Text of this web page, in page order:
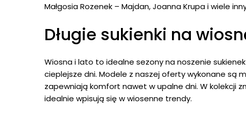
Małgosia Rozenek – Majdan, Joanna Krupa i wiele
Długie sukienki na
Wiosna i lato to idealne sezony na noszenie
cieplejsze dni. Modele z naszej oferty wykonane są
zapewniają komfort nawet w upalne dni. W kolekcji
idealnie wpisują się w wiosenne trendy.